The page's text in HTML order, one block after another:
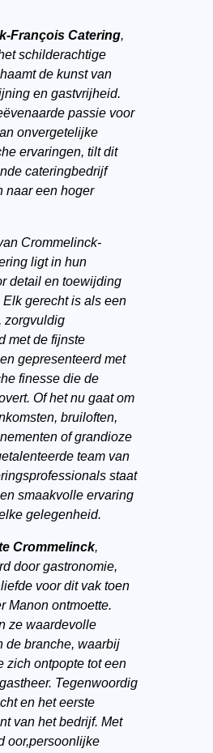
François Catering,
schilderachtige
de kunst van
en gastvrijheid.
passie voor
onvergetelijke
ervaringen, tilt dit
cateringbedrijf
naar een hoger
Crommelinck-
ligt in hun
detail en toewijding
gerecht is als een
zorgvuldig
met de fijnste
gepresenteerd met
finesse die de
Of het nu gaat om
bruiloften,
of grandioze
team van
staat
smaakvolle ervaring
gelegenheid.
Crommelinck,
door gastronomie,
voor dit vak toen
Manon ontmoette.
ze waardevolle
de branche, waarbij
zich ontpopte tot een
Tegenwoordig
en het eerste
van het bedrijf. Met
oor,persoonlijke